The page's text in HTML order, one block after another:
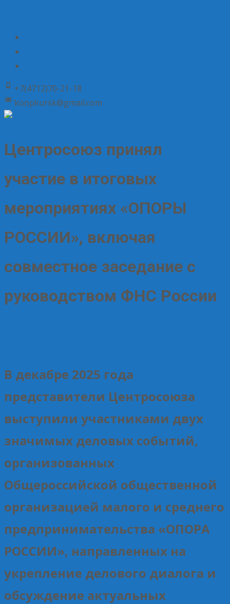
+7(4712)70-21-18
koopkursk@gmail.com
Центросоюз принял
участие в итоговых
мероприятиях «ОПОРЫ
РОССИИ», включая
совместное заседание с
руководством ФНС России
В декабре 2025 года
представители Центросоюза
выступили участниками двух
значимых деловых событий,
организованных
Общероссийской общественной
организацией малого и среднего
предпринимательства «ОПОРА
РОССИИ», направленных на
укрепление делового диалога и
обсуждение актуальных